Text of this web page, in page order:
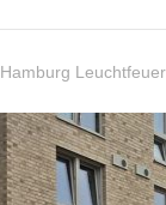
Hamburg